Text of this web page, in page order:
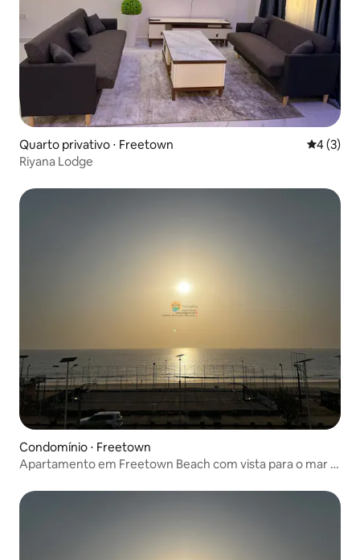
Quarto privativo ⋅ Freetown 4 de
4 (3)
Riyana Lodge
Condomínio ⋅ Freetown
Apartamento em Freetown Beach com vista para o mar e